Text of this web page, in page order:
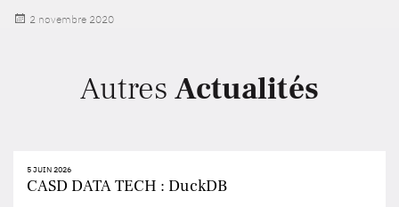
Publié
2 novembre 2020
Autres Actualités
5 JUIN 2026
CASD DATA TECH : DuckDB